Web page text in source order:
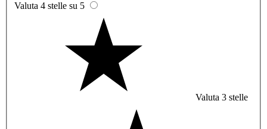
Valuta 4 stelle su 5
Valuta 3 stelle